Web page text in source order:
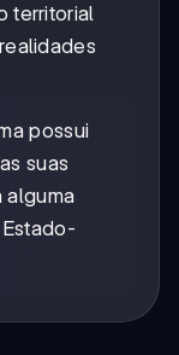
territorial
possui
suas
alguma